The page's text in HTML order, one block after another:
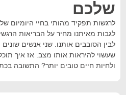
שלכם
לרגשות תפקיד מהותי בחיי היומיום
לגבות מאיתנו מחיר על הבריאות
לבין הסובבים אותנו. שני אנשים
שעשוי להיראות אותו מצב. אז איך
ולחיות חיים טובים יותר? התשובה